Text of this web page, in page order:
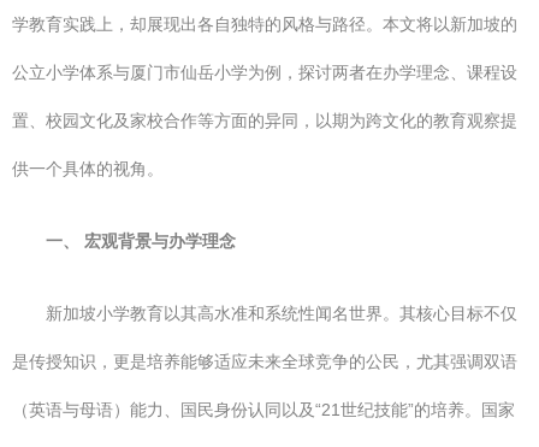
学教育实践上，却展现出各自独特的风格与路径。本文将以新加坡的
公立小学体系与厦门市仙岳小学为例，探讨两者在办学理念、课程设
置、校园文化及家校合作等方面的异同，以期为跨文化的教育观察提
供一个具体的视角。
一、 宏观背景与办学理念
新加坡小学教育以其高水准和系统性闻名世界。其核心目标不仅
是传授知识，更是培养能够适应未来全球竞争的公民，尤其强调双语
（英语与母语）能力、国民身份认同以及“21世纪技能”的培养。国家